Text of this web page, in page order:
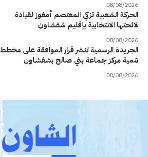
08/08/2026
الحركة الشعبية تزكي المعتصم أمغوز لقيادة
لائحتها الانتخابية بإقليم شفشاون
08/08/2026
الجريدة الرسمية تنشر قرار الموافقة على مخطط
تنمية مركز جماعة بني صالح بشفشاون
08/08/2026